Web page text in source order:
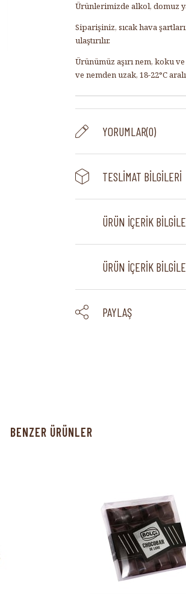
Ürünlerimizde alkol, domuz
Siparişiniz, sıcak hava
ulaştırılır.
Ürünümüz aşırı nem, koku
ve nemden uzak, 18-22°C
YORUMLAR(0)
TESLIMAT BILGILERI
ÜRÜN İÇERIK
ÜRÜN İÇERIK
PAYLAŞ
BENZER ÜRÜNLER